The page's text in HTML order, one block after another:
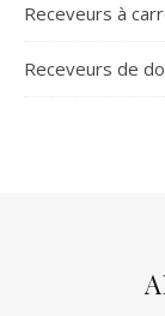
Receveurs à
Receveurs de